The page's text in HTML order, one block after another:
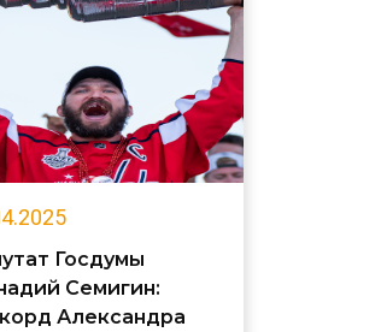
Госдумы
Семигин:
Александра